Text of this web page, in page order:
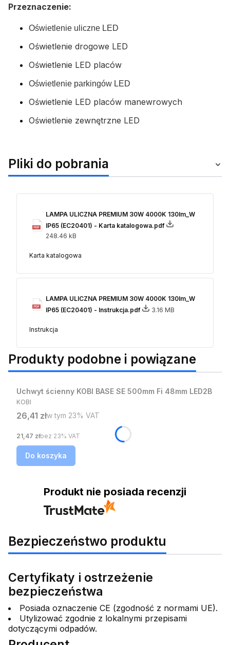
Przeznaczenie:
Oświetlenie uliczne LED
Oświetlenie drogowe LED
Oświetlenie LED placów
Oświetlenie parkingów LED
Oświetlenie LED placów manewrowych
Oświetlenie zewnętrzne LED
Pliki do pobrania
LAMPA ULICZNA PREMIUM 30W 4000K 130lm_W
IP65 (EC20401) - Karta katalogowa.pdf
248.46 kB
Karta katalogowa
LAMPA ULICZNA PREMIUM 30W 4000K 130lm_W
IP65 (EC20401) - Instrukcja.pdf
3.16 MB
Instrukcja
Produkty podobne i powiązane
Bestseller
Uchwyt ścienny KOBI BASE SE 500mm Fi 48mm LED2B
PRODUCENT
KOBI
Cena brutto
26,41 złw tym %s VAT
w tym 23% VAT
Cena netto
21,47 złbez 23% VAT
Do koszyka
Produkt nie posiada recenzji
Bezpieczeństwo produktu
Certyfikaty i ostrzeżenie
bezpieczeństwa
Posiada oznaczenie CE (zgodność z normami UE).
Utylizować zgodnie z lokalnymi przepisami
dotyczącymi odpadów.